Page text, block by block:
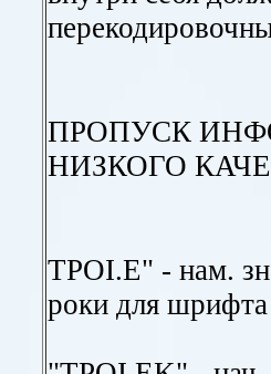
ПРОПУСК
НИЗКОГО
TPOI.E" - нам.
роки для